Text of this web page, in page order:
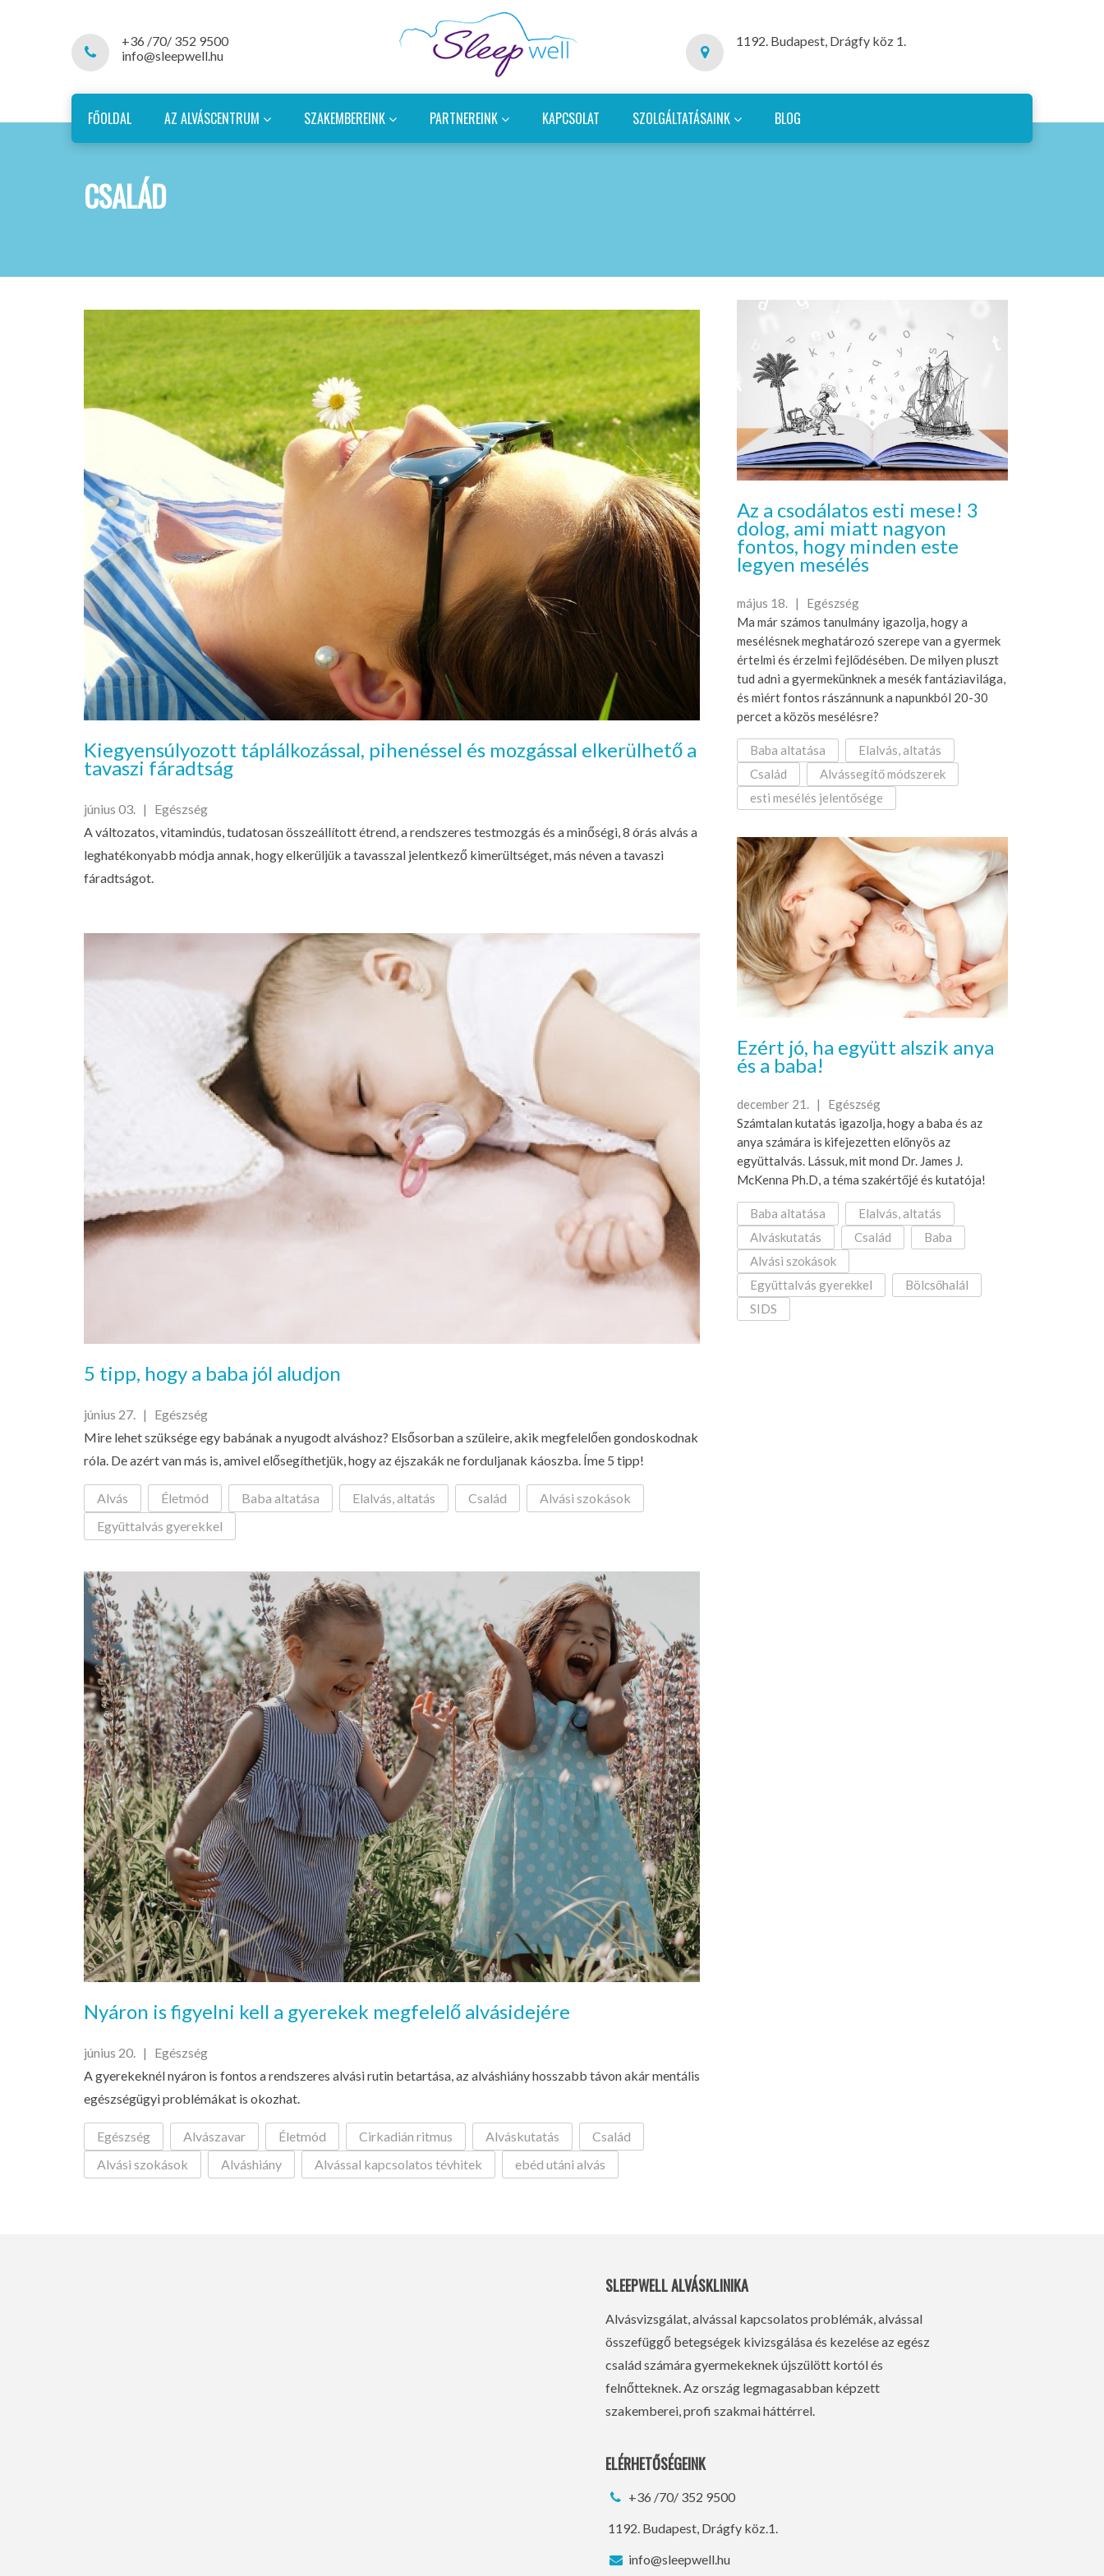
+36 /70/ 352 9500
info@sleepwell.hu
1192. Budapest, Drágfy köz 1.
FŐOLDAL AZ ALVÁSCENTRUM SZAKEMBEREINK PARTNEREINK KAPCSOLAT SZOLGÁLTATÁSAINK BLOG
CSALÁD
Kiegyensúlyozott táplálkozással, pihenéssel és mozgással elkerülhető a
tavaszi fáradtság
június 03. | Egészség
A változatos, vitamindús, tudatosan összeállított étrend, a rendszeres testmozgás és a minőségi, 8 órás alvás a
leghatékonyabb módja annak, hogy elkerüljük a tavasszal jelentkező kimerültséget, más néven a tavaszi
fáradtságot.
5 tipp, hogy a baba jól aludjon
június 27. | Egészség
Mire lehet szüksége egy babának a nyugodt alváshoz? Elsősorban a szüleire, akik megfelelően gondoskodnak
róla. De azért van más is, amivel elősegíthetjük, hogy az éjszakák ne forduljanak káoszba. Íme 5 tipp!
Alvás Életmód Baba altatása Elalvás, altatás Család
Alvási szokások
Együttalvás gyerekkel
Nyáron is figyelni kell a gyerekek megfelelő alvásidejére
június 20. | Egészség
A gyerekeknél nyáron is fontos a rendszeres alvási rutin betartása, az alváshiány hosszabb távon akár mentális
egészségügyi problémákat is okozhat.
Egészség Alvászavar Életmód Cirkadián ritmus Alváskutatás
Család
Alvási szokások
Alváshiány Alvással kapcsolatos tévhitek ebéd utáni alvás
Az a csodálatos esti mese! 3
dolog, ami miatt nagyon
fontos, hogy minden este
legyen mesélés
május 18. | Egészség
Ma már számos tanulmány igazolja, hogy a
mesélésnek meghatározó szerepe van a gyermek
értelmi és érzelmi fejlődésében. De milyen pluszt
tud adni a gyermekünknek a mesék fantáziavilága,
és miért fontos rászánnunk a napunkból 20-30
percet a közös mesélésre?
Baba altatása
Elalvás, altatás
Család
Alvássegítő módszerek
esti mesélés jelentősége
Ezért jó, ha együtt alszik anya
és a baba!
december 21. | Egészség
Számtalan kutatás igazolja, hogy a baba és az
anya számára is kifejezetten előnyös az
együttalvás. Lássuk, mit mond Dr. James J.
McKenna Ph.D, a téma szakértőjé és kutatója!
Baba altatása
Elalvás, altatás
Alváskutatás
Család
Baba
Alvási szokások
Együttalvás gyerekkel
Bölcsőhalál
SIDS
SLEEPWELL ALVÁSKLINIKA
Alvásvizsgálat, alvással kapcsolatos problémák, alvással
összefüggő betegségek kivizsgálása és kezelése az egész
család számára gyermekeknek újszülött kortól és
felnőtteknek. Az ország legmagasabban képzett
szakemberei, profi szakmai háttérrel.
ELÉRHETŐSÉGEINK
+36 /70/ 352 9500
1192. Budapest, Drágfy köz.1.
info@sleepwell.hu